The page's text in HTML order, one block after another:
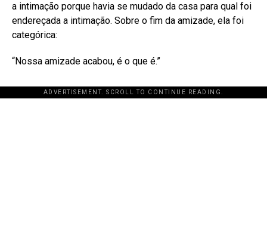
a intimação porque havia se mudado da casa para qual foi
endereçada a intimação. Sobre o fim da amizade, ela foi
categórica:
“Nossa amizade acabou, é o que é.”
ADVERTISEMENT. SCROLL TO CONTINUE READING.